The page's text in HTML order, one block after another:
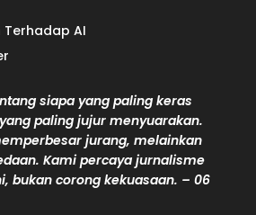
Terhadap AI
siapa yang paling keras
paling jujur menyuarakan.
jurang, melainkan
Kami percaya jurnalisme
bukan corong kekuasaan. – 06